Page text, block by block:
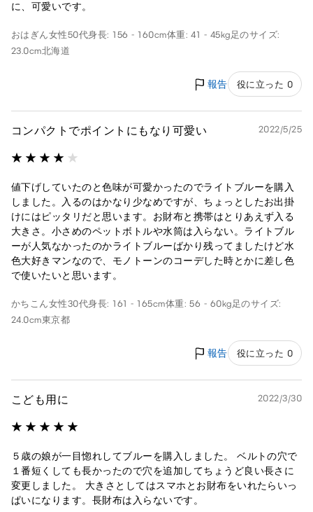
に、可愛いです。
おはぎん女性50代身長: 156 - 160cm体重: 41 - 45kg足のサイズ:
23.0cm北海道
報告 役に立った 0
コンパクトでポイントにもなり可愛い 2022/5/25
値下げしていたのと色味が可愛かったのでライトブルーを購入
しました。入るのはかなり少なめですが、ちょっとしたお出掛
けにはピッタリだと思います。お財布と携帯はとりあえず入る
大きさ。小さめのペットボトルや水筒は入らない。ライトブル
ーが人気なかったのかライトブルーばかり残ってましたけど水
色大好きマンなので、モノトーンのコーデした時とかに差し色
で使いたいと思います。
かちこん女性30代身長: 161 - 165cm体重: 56 - 60kg足のサイズ:
24.0cm東京都
報告 役に立った 0
こども用に 2022/3/30
５歳の娘が一目惚れしてブルーを購入しました。 ベルトの穴で
１番短くしても長かったので穴を追加してちょうど良い長さに
変更しました。 大きさとしてはスマホとお財布をいれたらいっ
ぱいになります。長財布は入らないです。